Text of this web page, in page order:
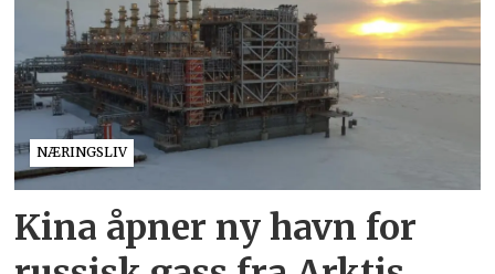
NÆRINGSLIV
Kina åpner ny havn for